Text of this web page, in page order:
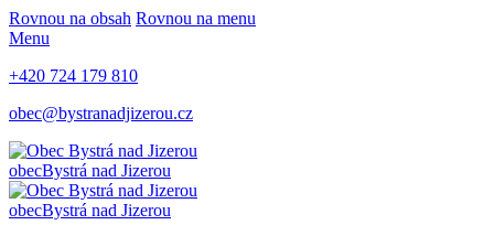
Rovnou na obsah Rovnou na menu
Menu
+420 724 179 810
obec@bystranadjizerou.cz
obecBystrá nad Jizerou
obecBystrá nad Jizerou